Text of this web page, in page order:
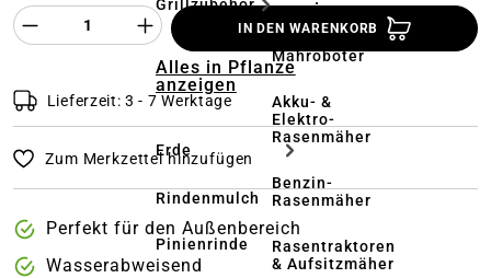
Grillzubehör
Alles in Pflanze
anzeigen
Erde
Rindenmulch
Pinienrinde
anzeigen
Mähroboter
Akku- &
Elektro-
Rasenmäher
Benzin-
Rasenmäher
Rasentraktoren
& Aufsitzmäher
Produkt Anzahl des Produktes
IN DEN WARENKORB
Lieferzeit: 3 - 7 Werktage
Zum Merkzettel hinzufügen
Perfekt für den Außenbereich
Wasserabweisend